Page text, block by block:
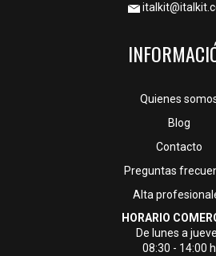
Quienes
Blog
Contacto
Preguntas
Alta
HORARIO
De lunes a
08:30 - 14:00 h